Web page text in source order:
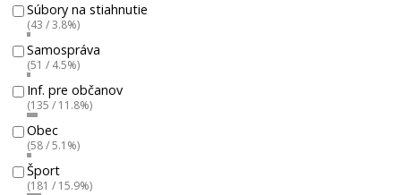
Súbory na stiahnutie
(43 / 3.8%)
Samospráva
(51 / 4.5%)
Inf. pre občanov
(135 / 11.8%)
Obec
(58 / 5.1%)
Šport
(181 / 15.9%)